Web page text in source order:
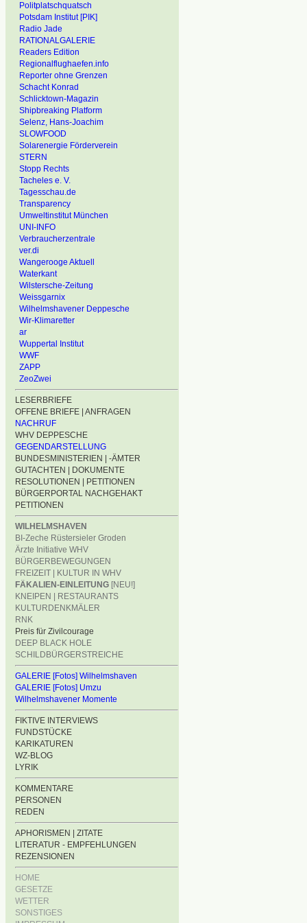
Politplatschquatsch
Potsdam Institut [PIK]
Radio Jade
RATIONALGALERIE
Readers Edition
Regionalflughaefen.info
Reporter ohne Grenzen
Schacht Konrad
Schlicktown-Magazin
Shipbreaking Platform
Selenz, Hans-Joachim
SLOWFOOD
Solarenergie Förderverein
STERN
Stopp Rechts
Tacheles e. V.
Tagesschau.de
Transparency
Umweltinstitut München
UNI-INFO
Verbraucherzentrale
ver.di
Wangerooge Aktuell
Waterkant
Wilstersche-Zeitung
Weissgarnix
Wilhelmshavener Deppesche
Wir-Klimaretter
ar
Wuppertal Institut
WWF
ZAPP
ZeoZwei
LESERBRIEFE
OFFENE BRIEFE | ANFRAGEN
NACHRUF
WHV DEPPESCHE
GEGENDARSTELLUNG
BUNDESMINISTERIEN | -ÄMTER
GUTACHTEN | DOKUMENTE
RESOLUTIONEN | PETITIONEN
BÜRGERPORTAL NACHGEHAKT
PETITIONEN
WILHELMSHAVEN
BI-Zeche Rüstersieler Groden
Ärzte Initiative WHV
BÜRGERBEWEGUNGEN
FREIZEIT | KULTUR IN WHV
FÄKALIEN-EINLEITUNG [NEU!]
KNEIPEN | RESTAURANTS
KULTURDENKMÄLER
RNK
Preis für Zivilcourage
DEEP BLACK HOLE
SCHILDBÜRGERSTREICHE
GALERIE [Fotos] Wilhelmshaven
GALERIE [Fotos] Umzu
Wilhelmshavener Momente
FIKTIVE INTERVIEWS
FUNDSTÜCKE
KARIKATUREN
WZ-BLOG
LYRIK
KOMMENTARE
PERSONEN
REDEN
APHORISMEN | ZITATE
LITERATUR - EMPFEHLUNGEN
REZENSIONEN
HOME
GESETZE
WETTER
SONSTIGES